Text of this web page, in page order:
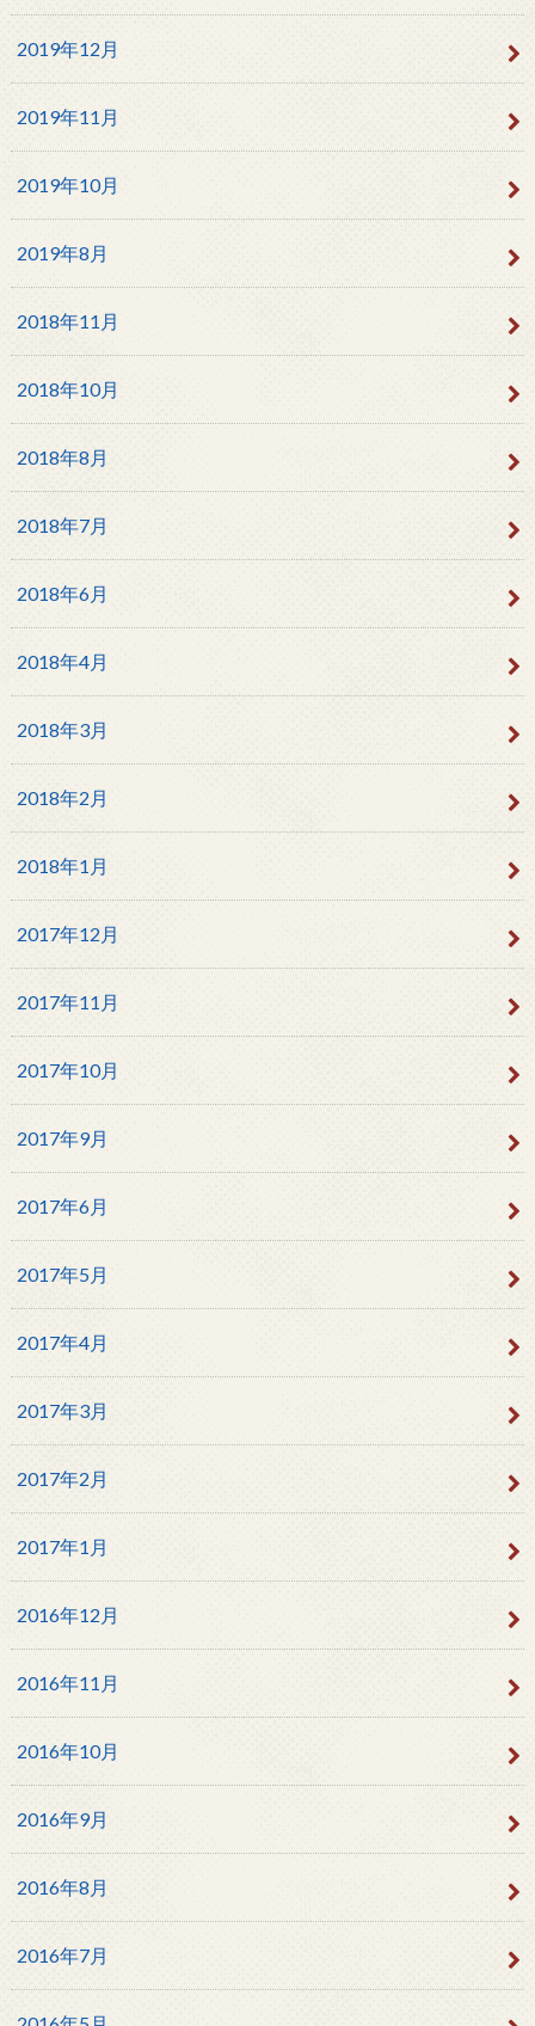
2019年12月
2019年11月
2019年10月
2019年8月
2018年11月
2018年10月
2018年8月
2018年7月
2018年6月
2018年4月
2018年3月
2018年2月
2018年1月
2017年12月
2017年11月
2017年10月
2017年9月
2017年6月
2017年5月
2017年4月
2017年3月
2017年2月
2017年1月
2016年12月
2016年11月
2016年10月
2016年9月
2016年8月
2016年7月